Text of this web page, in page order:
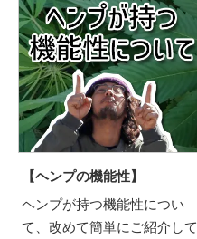
【ヘンプの機能性】
ヘンプが持つ機能性につい
て、改めて簡単にご紹介して